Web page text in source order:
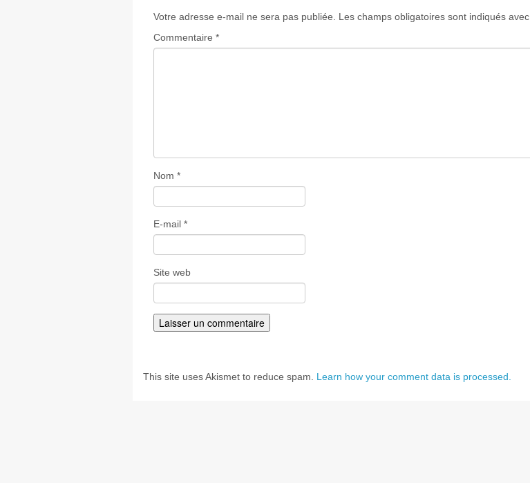
Votre adresse e-mail ne sera pas publiée. Les champs obligatoires sont indiqués avec
Commentaire *
Nom *
E-mail *
Site web
This site uses Akismet to reduce spam. Learn how your comment data is processed.